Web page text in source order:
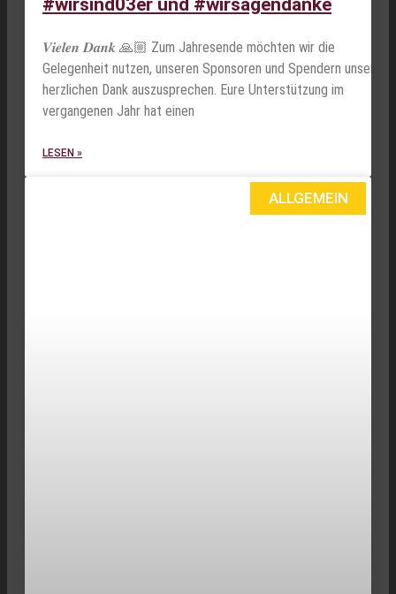
#wirsind03er und #wirsagendanke
𝑽𝒊𝒆𝒍𝒆𝒏 𝑫𝒂𝒏𝒌 🙏🏼 Zum Jahresende möchten wir die
Gelegenheit nutzen, unseren Sponsoren und Spendern unseren
herzlichen Dank auszusprechen. Eure Unterstützung im
vergangenen Jahr hat einen
LESEN »
ALLGEMEIN